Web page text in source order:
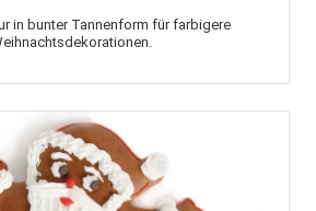
in bunter Tannenform für farbigere